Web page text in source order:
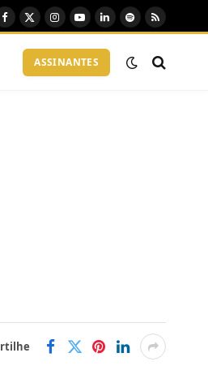
Facebook
X
Instagram
YouTubeLinkedIn
Spotify
RSS
ASSINANTES